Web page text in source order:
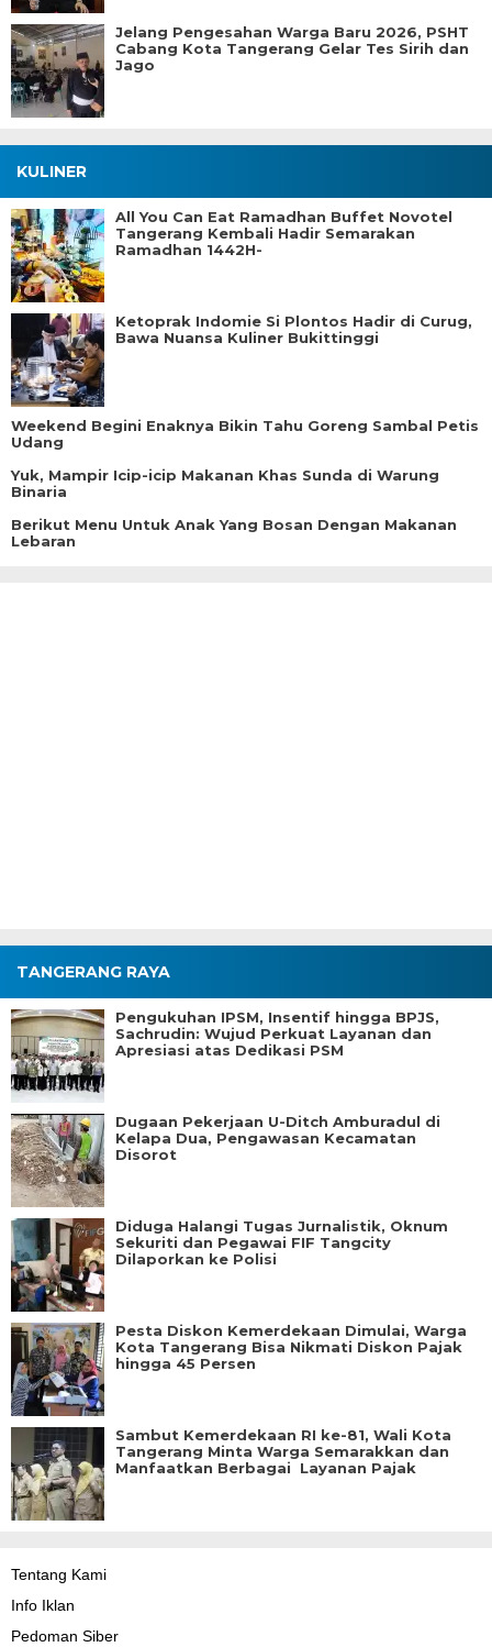
Jelang Pengesahan Warga Baru 2026, PSHT
Cabang Kota Tangerang Gelar Tes Sirih dan
Jago
KULINER
All You Can Eat Ramadhan Buffet Novotel
Tangerang Kembali Hadir Semarakan
Ramadhan 1442H-
Ketoprak Indomie Si Plontos Hadir di Curug,
Bawa Nuansa Kuliner Bukittinggi
Weekend Begini Enaknya Bikin Tahu Goreng Sambal Petis
Udang
Yuk, Mampir Icip-icip Makanan Khas Sunda di Warung
Binaria
Berikut Menu Untuk Anak Yang Bosan Dengan Makanan
Lebaran
TANGERANG RAYA
Pengukuhan IPSM, Insentif hingga BPJS,
Sachrudin: Wujud Perkuat Layanan dan
Apresiasi atas Dedikasi PSM
Dugaan Pekerjaan U-Ditch Amburadul di
Kelapa Dua, Pengawasan Kecamatan
Disorot
Diduga Halangi Tugas Jurnalistik, Oknum
Sekuriti dan Pegawai FIF Tangcity
Dilaporkan ke Polisi
Pesta Diskon Kemerdekaan Dimulai, Warga
Kota Tangerang Bisa Nikmati Diskon Pajak
hingga 45 Persen
Sambut Kemerdekaan RI ke-81, Wali Kota
Tangerang Minta Warga Semarakkan dan
Manfaatkan Berbagai Layanan Pajak
Tentang Kami
Info Iklan
Pedoman Siber